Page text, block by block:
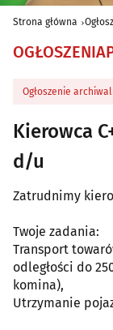
Strona główna
OGŁOSZENIA
Ogłoszenie
Kierowca
d/u
Zatrudnimy
Twoje zadania:
Transport
odległości do
komina),
Utrzymanie